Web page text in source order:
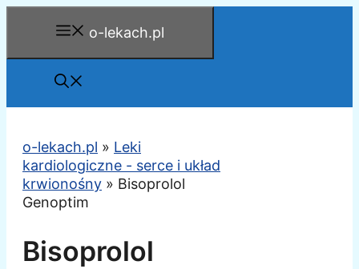
o-lekach.pl
o-lekach.pl » Leki
kardiologiczne - serce i układ
krwionośny » Bisoprolol
Genoptim
Bisoprolol